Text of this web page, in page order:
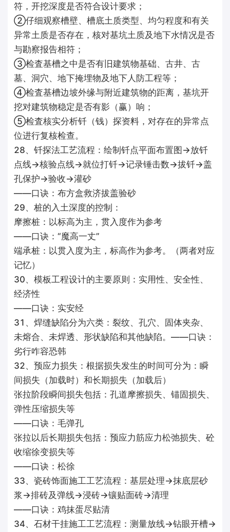
符，开挖深度是否符合设计要求；
②仔细观察槽壁、槽底土质类型、均匀程度和有关
异常土质是否存在，核对基坑土质及地下水情况是否
与勘察报告相符；
③检査基槽之中是否有旧建筑物基础、古井、古
墓、洞穴、地下掩埋物及地下人防工程等；
④检査基槽边坡外缘与附近建筑物的距离，基坑开
挖对建筑物稳定是否有影（赢）响；
⑤检査核实分析钎（钱）探资料，对存在的异常点
位进行复核检查。
28、钎探法工艺流程：绘制钎点平面布置图→放钎
点线→核验点线→就位打钎→记录锤击数→拔钎→盖
孔保护→验收→灌砂
——口诀：布方盒救济拔盖验砂
29、桩的入土深度的控制：
摩擦桩：以标高为主，贯入度作为参考
——口诀：“魔高一丈”
端承桩：以贯入度为主，标高作为参考。（两者对应
记忆）
30、模板工程设计的主要原则：实用性、安全性、
经济性
——口诀：实安经
31、焊缝缺陷分为六类：裂纹、孔穴、固体夹杂、
未熔合、未焊透、形状缺陷和其他缺陷。——口诀：
劣行咋容恐韩
32、预应力损失：根据损失发生的时间可分为：瞬
间损失（加载时）和长期损失（加载后）
张拉阶段瞬间损失包括：孔道摩擦损失、锚固损失、
弹性压缩损失等
——口诀：毛弹孔
张拉以后长期损失包括：预应力筋应力松弛损失、砼
收缩徐变损失等
——口诀：松徐
33、瓷砖饰面施工工艺流程：基层处理→抹底层砂
浆→排砖及弹线→浸砖→镶贴面砖→清理
——口诀：鸡抹蛋尽贴清
34、石材干挂施工工艺流程：测量放线→钻眼开槽→